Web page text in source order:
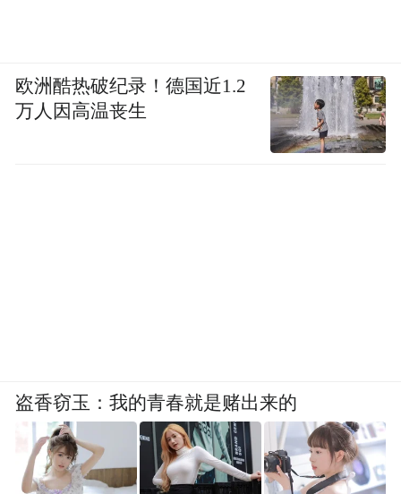
欧洲酷热破纪录！德国近1.2
万人因高温丧生
盗香窃玉：我的青春就是赌出来的